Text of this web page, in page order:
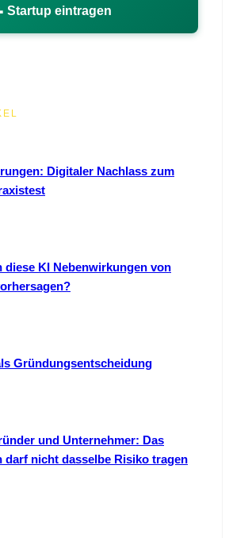
Startup eintragen
Digitaler Nachlass zum
diese KI Nebenwirkungen von
Gründungsentscheidung
und Unternehmer: Das
darf nicht dasselbe Risiko tragen